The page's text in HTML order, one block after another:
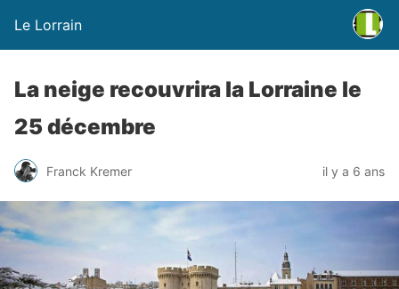
Le Lorrain
La neige recouvrira la Lorraine le
25 décembre
Franck Kremer il y a 6 ans